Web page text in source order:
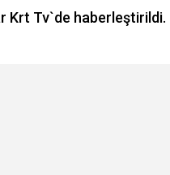
Krt Tv`de haberleştirildi.